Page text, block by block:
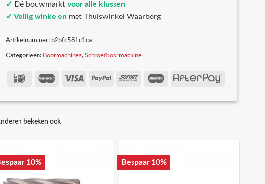
✓ Dé bouwmarkt voor alle klussen
✓ Veilig winkelen met Thuiswinkel Waarborg
Artikelnummer: b2bfc581c1ca
Categorieën: Boormachines, Schroefboormachine
bekeken ook
10% Bespaar 10%